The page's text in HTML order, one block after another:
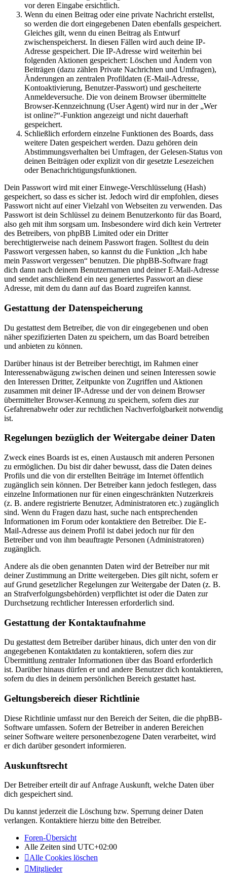
vor deren Eingabe ersichtlich.
Wenn du einen Beitrag oder eine private Nachricht erstellst,
so werden die dort eingegebenen Daten ebenfalls gespeichert.
Gleiches gilt, wenn du einen Beitrag als Entwurf
zwischenspeicherst. In diesen Fällen wird auch deine IP-
Adresse gespeichert. Die IP-Adresse wird weiterhin bei
folgenden Aktionen gespeichert: Löschen und Ändern von
Beiträgen (dazu zählen Private Nachrichten und Umfragen),
Änderungen an zentralen Profildaten (E-Mail-Adresse,
Kontoaktivierung, Benutzer-Passwort) und gescheiterte
Anmeldeversuche. Die von deinem Browser übermittelte
Browser-Kennzeichnung (User Agent) wird nur in der „Wer
ist online?“-Funktion angezeigt und nicht dauerhaft
gespeichert.
Schließlich erfordern einzelne Funktionen des Boards, dass
weitere Daten gespeichert werden. Dazu gehören dein
Abstimmungsverhalten bei Umfragen, der Gelesen-Status von
deinen Beiträgen oder explizit von dir gesetzte Lesezeichen
oder Benachrichtigungsfunktionen.
Dein Passwort wird mit einer Einwege-Verschlüsselung (Hash)
gespeichert, so dass es sicher ist. Jedoch wird dir empfohlen, dieses
Passwort nicht auf einer Vielzahl von Webseiten zu verwenden. Das
Passwort ist dein Schlüssel zu deinem Benutzerkonto für das Board,
also geh mit ihm sorgsam um. Insbesondere wird dich kein Vertreter
des Betreibers, von phpBB Limited oder ein Dritter
berechtigterweise nach deinem Passwort fragen. Solltest du dein
Passwort vergessen haben, so kannst du die Funktion „Ich habe
mein Passwort vergessen“ benutzen. Die phpBB-Software fragt
dich dann nach deinem Benutzernamen und deiner E-Mail-Adresse
und sendet anschließend ein neu generiertes Passwort an diese
Adresse, mit dem du dann auf das Board zugreifen kannst.
Gestattung der Datenspeicherung
Du gestattest dem Betreiber, die von dir eingegebenen und oben
näher spezifizierten Daten zu speichern, um das Board betreiben
und anbieten zu können.
Darüber hinaus ist der Betreiber berechtigt, im Rahmen einer
Interessenabwägung zwischen deinen und seinen Interessen sowie
den Interessen Dritter, Zeitpunkte von Zugriffen und Aktionen
zusammen mit deiner IP-Adresse und der von deinem Browser
übermittelter Browser-Kennung zu speichern, sofern dies zur
Gefahrenabwehr oder zur rechtlichen Nachverfolgbarkeit notwendig
ist.
Regelungen bezüglich der Weitergabe deiner Daten
Zweck eines Boards ist es, einen Austausch mit anderen Personen
zu ermöglichen. Du bist dir daher bewusst, dass die Daten deines
Profils und die von dir erstellten Beiträge im Internet öffentlich
zugänglich sein können. Der Betreiber kann jedoch festlegen, dass
einzelne Informationen nur für einen eingeschränkten Nutzerkreis
(z. B. andere registrierte Benutzer, Administratoren etc.) zugänglich
sind. Wenn du Fragen dazu hast, suche nach entsprechenden
Informationen im Forum oder kontaktiere den Betreiber. Die E-
Mail-Adresse aus deinem Profil ist dabei jedoch nur für den
Betreiber und von ihm beauftragte Personen (Administratoren)
zugänglich.
Andere als die oben genannten Daten wird der Betreiber nur mit
deiner Zustimmung an Dritte weitergeben. Dies gilt nicht, sofern er
auf Grund gesetzlicher Regelungen zur Weitergabe der Daten (z. B.
an Strafverfolgungsbehörden) verpflichtet ist oder die Daten zur
Durchsetzung rechtlicher Interessen erforderlich sind.
Gestattung der Kontaktaufnahme
Du gestattest dem Betreiber darüber hinaus, dich unter den von dir
angegebenen Kontaktdaten zu kontaktieren, sofern dies zur
Übermittlung zentraler Informationen über das Board erforderlich
ist. Darüber hinaus dürfen er und andere Benutzer dich kontaktieren,
sofern du dies in deinem persönlichen Bereich gestattet hast.
Geltungsbereich dieser Richtlinie
Diese Richtlinie umfasst nur den Bereich der Seiten, die die phpBB-
Software umfassen. Sofern der Betreiber in anderen Bereichen
seiner Software weitere personenbezogene Daten verarbeitet, wird
er dich darüber gesondert informieren.
Auskunftsrecht
Der Betreiber erteilt dir auf Anfrage Auskunft, welche Daten über
dich gespeichert sind.
Du kannst jederzeit die Löschung bzw. Sperrung deiner Daten
verlangen. Kontaktiere hierzu bitte den Betreiber.
Foren-Übersicht
Alle Zeiten sind UTC+02:00
Alle Cookies löschen
Mitglieder